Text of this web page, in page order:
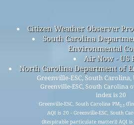
Citizen Weather Observer
South Carolina
Environmental
Air Now - US
North Carolina Department of
Greenville-ESC, South
Greenville-ESC, South
index is 20
Greenville-ESC, South Carolina PM2.5
AQI is 20 - Greenville-ESC, South
(Respirable particulate matter)) AQI is